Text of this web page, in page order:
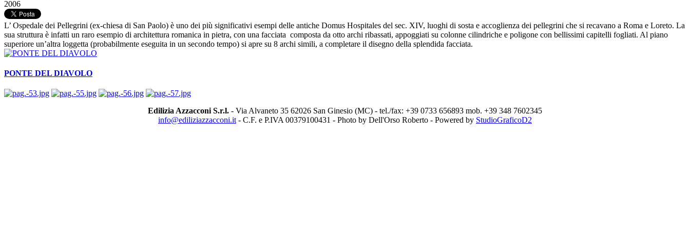
2006
L’ Ospedale dei Pellegrini (ex-chiesa di San Paolo) è uno dei più significativi esempi delle antiche Domus Hospitales del sec. XIV, luoghi di sosta e accoglienza dei pellegrini che si recavano a Roma e Loreto. La
sua struttura è infatti un raro esempio di architettura romanica in pietra, con una facciata composta da otto archi ribassati, appoggiati su colonne cilindriche e poligone con bellissimi capitelli fogliati. Al piano
superiore un’altra loggetta (probabilmente eseguita in un secondo tempo) si apre su 8 archi simili, a completare il disegno della splendida facciata.
PONTE DEL DIAVOLO
Edilizia Azzacconi S.r.l. - Via Alvaneto 35 62026 San Ginesio (MC) - tel./fax: +39 0733 656893 mob. +39 348 7602345
info@ediliziazzacconi.it - C.F. e P.IVA 00379100431 - Photo by Dell'Orso Roberto - Powered by StudioGraficoD2